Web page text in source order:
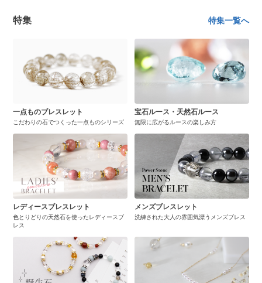
特集 特集一覧へ
一点ものブレスレット
こだわりの石でつくった一点ものシリーズ
宝石ルース・天然石ルース
無限に広がるルースの楽しみ方
レディースブレスレット
色とりどりの天然石を使ったレディースブ
レス
メンズブレスレット
洗練された大人の雰囲気漂うメンズブレス